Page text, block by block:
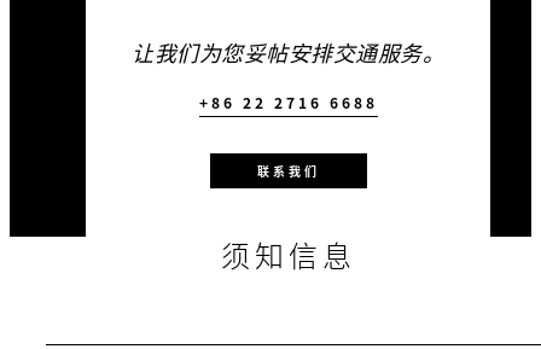
让我们为您妥帖安排交通服务。
+86 22 2716 6688
联系我们
须知信息